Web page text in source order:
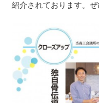
紹介されております。